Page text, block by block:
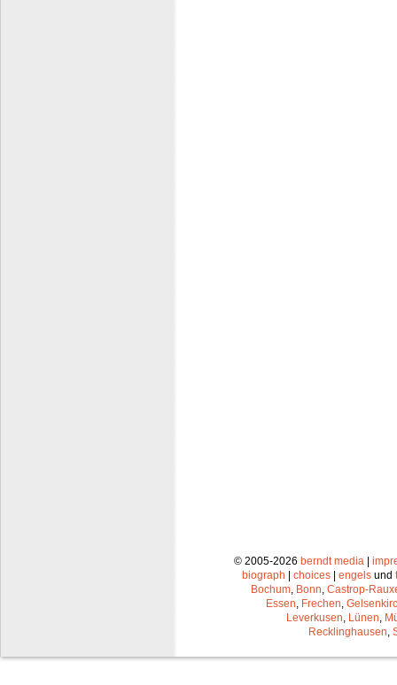
© 2005-2026 berndt media |
biograph | choices | engels und
Bochum Bonn Castrop-
Essen Frechen
Leverkusen Lünen
Recklinghausen